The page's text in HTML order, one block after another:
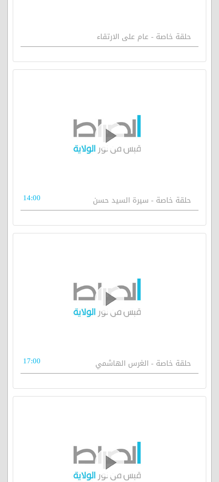
حلقة خاصة - عام على الارتقاء
حلقة خاصة - سيرة السيد حسن 14:00
حلقة خاصة - الغرس الهاشمي 17:00